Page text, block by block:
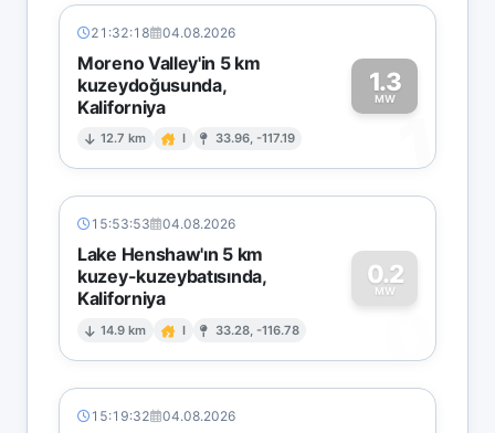
21:32:18 04.08.2026
Moreno Valley'in 5 km
kuzeydoğusunda,
Kaliforniya
12.7 km I 33.96, -117.19
1.3
MW
1
15:53:53 04.08.2026
Lake Henshaw'ın 5 km
kuzey-kuzeybatısında,
Kaliforniya
14.9 km I 33.28, -116.78
0.2
MW
0
15:19:32 04.08.2026